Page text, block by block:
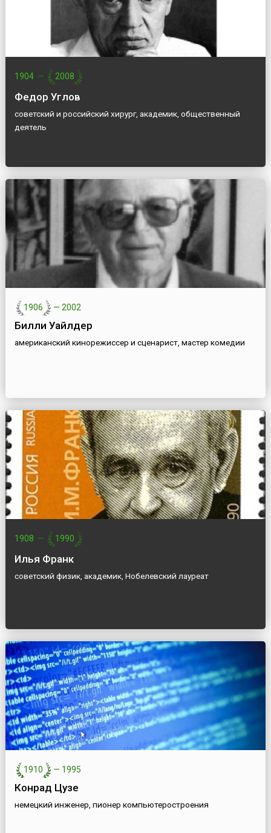
1904 — 2008
Федор Углов
советский и российский хирург, академик, общественный
деятель
1906 — 2002
Билли Уайлдер
американский кинорежиссер и сценарист, мастер комедии
1908 — 1990
Илья Франк
советский физик, академик, Нобелевский лауреат
1910 — 1995
Конрад Цузе
немецкий инженер, пионер компьютеростроения